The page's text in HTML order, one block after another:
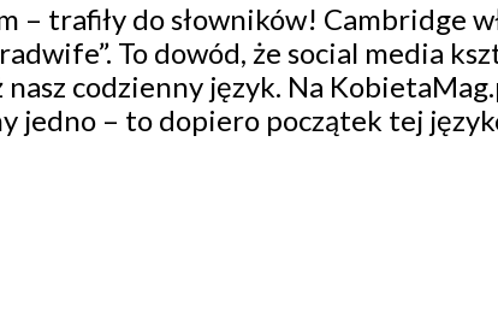
trafiły do słowników! Cambridge
To dowód, że social media
codzienny język. Na
jedno – to dopiero początek tej